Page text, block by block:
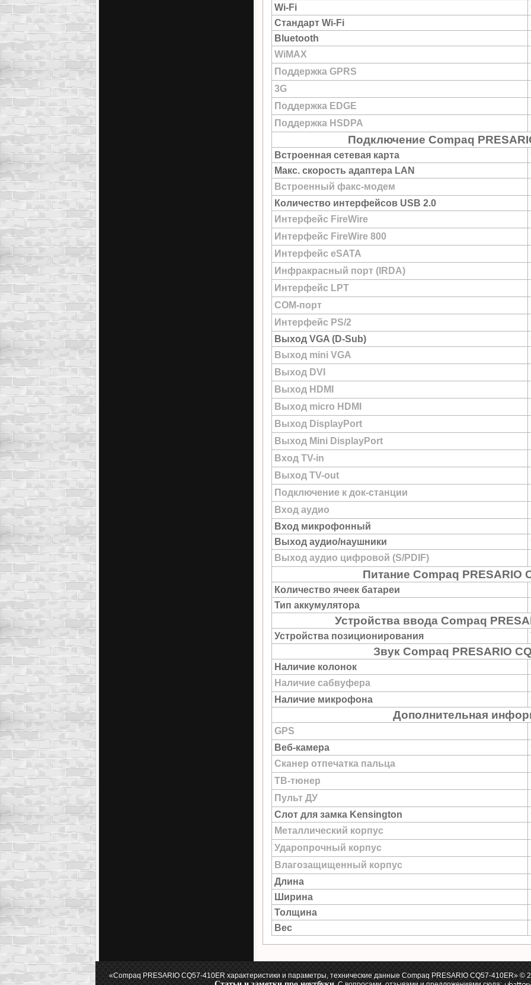
Wi-Fi
Стандарт Wi-Fi
Bluetooth
WiMAX
Поддержка GPRS
3G
Поддержка EDGE
Поддержка HSDPA
Подключение Compaq
Встроенная сетевая карта
Макс. скорость адаптера LAN
Встроенный факс-модем
Количество интерфейсов USB 2.0
Интерфейс FireWire
Интерфейс FireWire 800
Интерфейс eSATA
Инфракрасный порт (IRDA)
Интерфейс LPT
COM-порт
Интерфейс PS/2
Выход VGA (D-Sub)
Выход mini VGA
Выход DVI
Выход HDMI
Выход micro HDMI
Выход DisplayPort
Выход Mini DisplayPort
Вход TV-in
Выход TV-out
Подключение к док-станции
Вход аудио
Вход микрофонный
Выход аудио/наушники
Выход аудио цифровой (S/PDIF)
Питание Compaq PRESARIO
Количество ячеек батареи
Тип аккумулятора
Устройства ввода Compaq
Устройства позиционирования
Звук Compaq PRESARIO
Наличие колонок
Наличие сабвуфера
Наличие микрофона
Дополнительная
GPS
Веб-камера
Сканер отпечатка пальца
ТВ-тюнер
Пульт ДУ
Слот для замка Kensington
Металлический корпус
Ударопрочный корпус
Влагозащищенный корпус
Длина
Ширина
Толщина
Вес
«Compaq PRESARIO CQ57-410ER характеристики и параметры, технические данные Compaq PRESARIO CQ57-410ER»